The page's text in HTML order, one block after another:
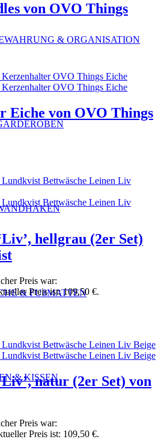
& ORGANISATION
& FUßMATTEN
& KISSEN
von OVO Things
Eiche von OVO Things
hellgrau (2er Set)
Preis war:
Preis ist: 109,50 €.
natur (2er Set) von
Preis war:
Preis ist: 109,50 €.